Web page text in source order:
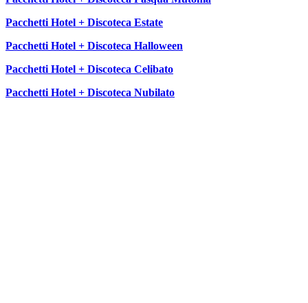
Pacchetti Hotel + Discoteca Estate
Pacchetti Hotel + Discoteca Halloween
Pacchetti Hotel + Discoteca Celibato
Pacchetti Hotel + Discoteca Nubilato